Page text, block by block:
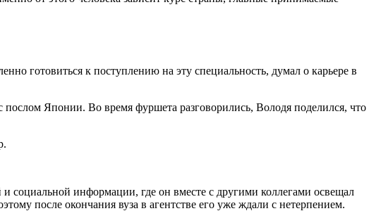
готовиться к поступлению на эту специальность, думал о карьере в
Японии. Во время фуршета разговорились, Володя поделился, что
социальной информации, где он вместе с другими коллегами освещал
после окончания вуза в агентстве его уже ждали с нетерпением.